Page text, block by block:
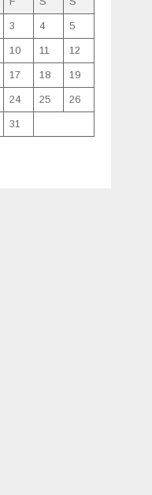
3 4 5
10 11 12
17 18 19
24 25 26
31